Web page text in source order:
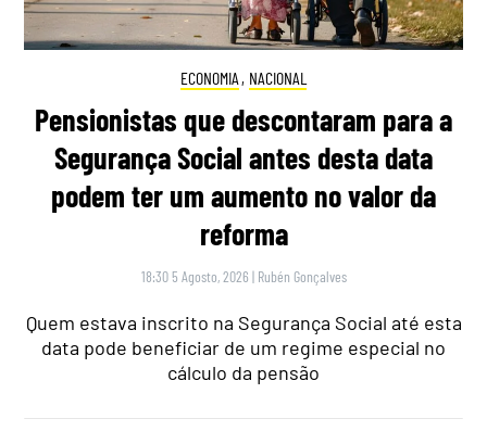
ECONOMIA , NACIONAL
Pensionistas que descontaram para a
Segurança Social antes desta data
podem ter um aumento no valor da
reforma
18:30 5 Agosto, 2026 | Rubén Gonçalves
Quem estava inscrito na Segurança Social até esta
data pode beneficiar de um regime especial no
cálculo da pensão